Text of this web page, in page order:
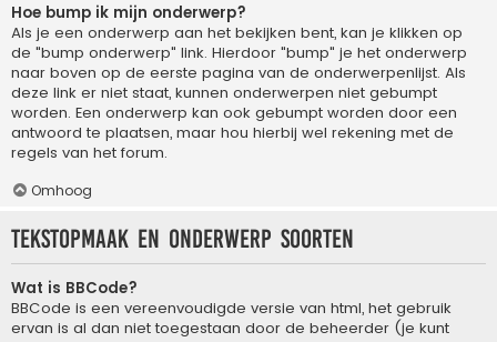
Hoe bump ik mijn onderwerp?
Als je een onderwerp aan het bekijken bent, kan je klikken op
de "bump onderwerp" link. Hierdoor "bump" je het onderwerp
naar boven op de eerste pagina van de onderwerpenlijst. Als
deze link er niet staat, kunnen onderwerpen niet gebumpt
worden. Een onderwerp kan ook gebumpt worden door een
antwoord te plaatsen, maar hou hierbij wel rekening met de
regels van het forum.
Omhoog
Tekstopmaak en onderwerp soorten
Wat is BBCode?
BBCode is een vereenvoudigde versie van html, het gebruik
ervan is al dan niet toegestaan door de beheerder (je kunt